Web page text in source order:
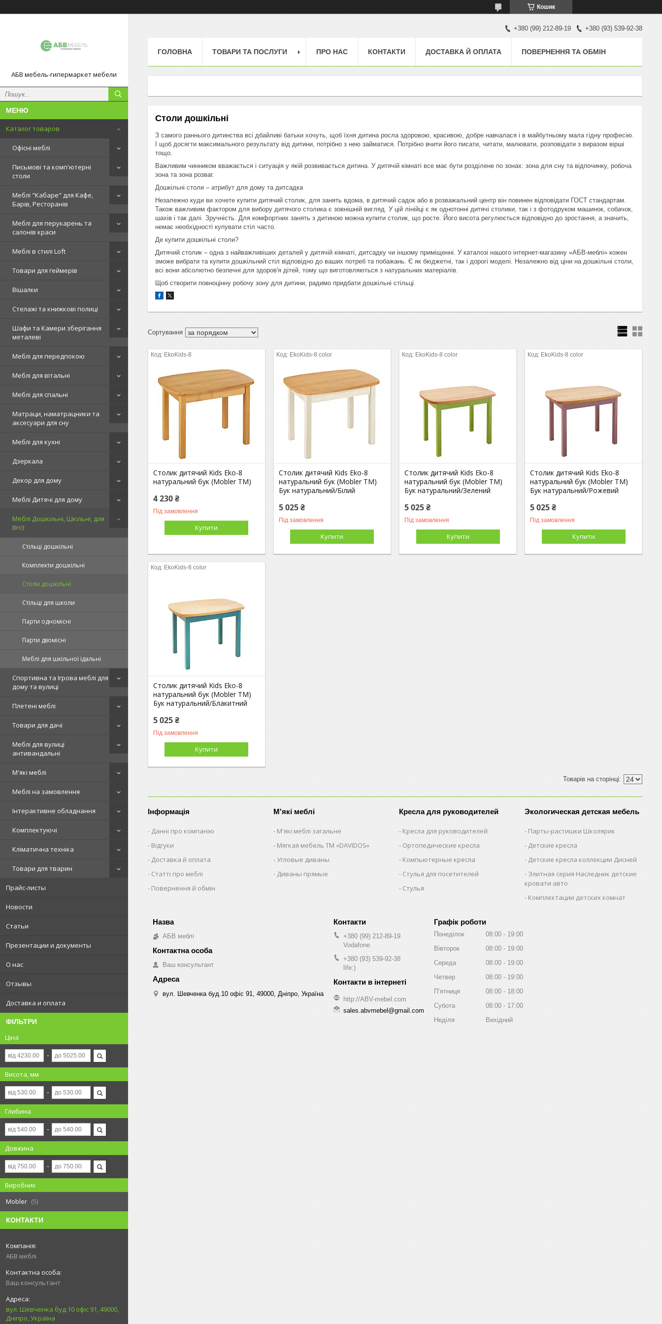
Кошик
АБВ мебель-гипермаркет мебели
Каталог товаров
Офісні меблі
Письмові та комп'ютерні
столи
Меблі "Кабаре" для Кафе,
Барів, Ресторанів
Меблі для перукарень та
салонів краси
Меблі в стилі Loft
Товари для геймерів
Вішалки
Стелажі та книжкові полиці
Шафи та Камери зберігання
металеві
Меблі для передпокою
Меблі для вітальні
Меблі для спальні
Матраци, наматрацники та
аксесуари для сну
Меблі для кухні
Дзеркала
Декор для дому
Меблі Дитячі для дому
Меблі Дошкільні, Шкільні, для
ВНЗ
Стільці дошкільні
Комплекти дошкільні
Столи дошкільні
Стільці для школи
Парти одномісні
Парти двомісні
Меблі для шкільної їдальні
Спортивна та Ігрова меблі для
дому та вулиці
Плетені меблі
Товари для дачі
Меблі для вулиці
антивандальні
М'які меблі
Меблі на замовлення
Інтерактивне обладнання
Комплектуючі
Кліматична техніка
Товари для тварин
Прайс-листы
Новости
Статьи
Презентации и документы
О нас
Отзывы
Доставка и оплата
ФІЛЬТРИ
Ціна
Висота, мм
Глибина
Довжина
Виробник
Mobler
5
КОНТАКТИ
АБВ меблі
Ваш консультант
вул. Шевченка буд.10 офіс 91, 49000,
Дніпро, Україна
+380 (99) 212-89-19 +380 (93) 539-92-38
ГОЛОВНА ТОВАРИ ТА ПОСЛУГИ ПРО НАС КОНТАКТИ ДОСТАВКА Й ОПЛАТА ПОВЕРНЕННЯ ТА ОБМІН
Столи дошкільні
З самого раннього дитинства всі дбайливі батьки хочуть, щоб їхня дитина росла здоровою, красивою, добре навчалася і в майбутньому мала гідну професію.
І щоб досягти максимального результату від дитини, потрібно з нею займатися. Потрібно вчити його писати, читати, малювати, розповідати з виразом вірші
тощо.
Важливим чинником вважається і ситуація у якій розвивається дитина. У дитячій кімнаті все має бути розділене по зонах: зона для сну та відпочинку, робоча
зона та зона розваг.
Дошкільні столи – атрибут для дому та дитсадка
Незалежно куди ви хочете купити дитячий столик, для занять вдома, в дитячий садок або в розважальний центр він повинен відповідати ГОСТ стандартам.
Також важливим фактором для вибору дитячого столика є зовнішній вигляд. У цій лінійці є як однотонні дитячі столики, так і з фотодруком машинок, собачок,
шахів і так далі. Зручність. Для комфортних занять з дитиною можна купити столик, що росте. Його висота регулюється відповідно до зростання, а значить,
немає необхідності купувати стіл часто.
Де купити дошкільні столи?
Дитячий столик – одна з найважливіших деталей у дитячій кімнаті, дитсадку чи іншому приміщенні. У каталозі нашого інтернет-магазину «АБВ-меблі» кожен
зможе вибрати та купити дошкільний стіл відповідно до ваших потреб та побажань. Є як бюджетні, так і дорогі моделі. Незалежно від ціни на дошкільні столи,
всі вони абсолютно безпечні для здоров'я дітей, тому що виготовляються з натуральних матеріалів.
Щоб створити повноцінну робочу зону для дитини, радимо придбати дошкільні стільці.
EkoKids-8
Столик дитячий Kids Eko-8
натуральний бук (Mobler TM)
4 230 ₴
Під замовлення
Купити
EkoKids-8 color
Столик дитячий Kids Eko-8
натуральний бук (Mobler TM)
Бук натуральний/Білий
5 025 ₴
Під замовлення
Купити
EkoKids-8 color
Столик дитячий Kids Eko-8
натуральний бук (Mobler TM)
Бук натуральний/Зелений
5 025 ₴
Під замовлення
Купити
EkoKids-8 color
Столик дитячий Kids Eko-8
натуральний бук (Mobler TM)
Бук натуральний/Рожевий
5 025 ₴
Під замовлення
Купити
EkoKids-8 color
Столик дитячий Kids Eko-8
натуральний бук (Mobler TM)
Бук натуральний/Блакитний
5 025 ₴
Під замовлення
Купити
Інформація
Данні про компанію
Відгуки
Доставка й оплата
Статті про меблі
Повернення й обмін
М'які меблі
М'які меблі загальне
Мягкая мебель ТМ «DAVIDOS»
Угловые диваны
Диваны прямые
Кресла для руководителей
Кресла для руководителей
Ортопедические кресла
Компьютерные кресла
Стулья для посетителей
Стулья
Экологическая детская мебель
Парты-растишки Школярик
Детские кресла
Детские кресла коллекции Дисней
Элитная серия Наследник детские
кровати авто
Комплектации детских комнат
АБВ меблі
Ваш консультант
вул. Шевченка буд.10 офіс 91, 49000, Дніпро, Україна
+380 (99) 212-89-19
Vodafone
+380 (93) 539-92-38
life:)
http://ABV-mebel.com
sales.abvmebel@gmail.com
Графік роботи
Понеділок 08:00
19:00
Вівторок
08:00
19:00
Середа
08:00
19:00
Четвер
08:00
19:00
Пʼятниця
08:00
18:00
Субота
08:00
17:00
Неділя
Вихідний